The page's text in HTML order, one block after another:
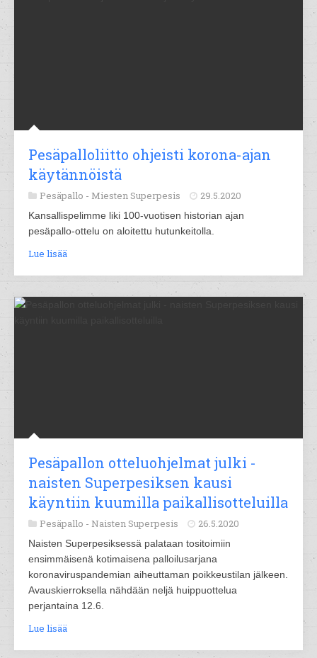
Pesäpalloliitto ohjeisti korona-ajan
käytännöistä
Pesäpallo - Miesten Superpesis 29.5.2020
Kansallispelimme liki 100-vuotisen historian ajan
pesäpallo-ottelu on aloitettu hutunkeitolla.
Lue lisää
Pesäpallon otteluohjelmat julki -
naisten Superpesiksen kausi
käyntiin kuumilla paikallisotteluilla
Pesäpallo - Naisten Superpesis 26.5.2020
Naisten Superpesiksessä palataan tositoimiin
ensimmäisenä kotimaisena palloilusarjana
koronaviruspandemian aiheuttaman poikkeustilan jälkeen.
Avauskierroksella nähdään neljä huippuottelua
perjantaina 12.6.
Lue lisää